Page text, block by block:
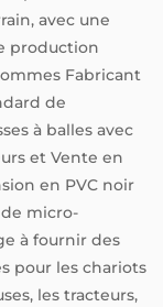
avec une
production
Fabricant
de
à balles avec
et Vente en
en PVC noir
de micro-
à fournir des
pour les chariots
les tracteurs,